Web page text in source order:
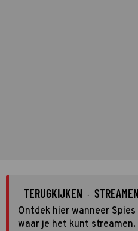
TERUGKIJKEN · STREAMEN
Ontdek hier wanneer
waar je het kunt streamen.